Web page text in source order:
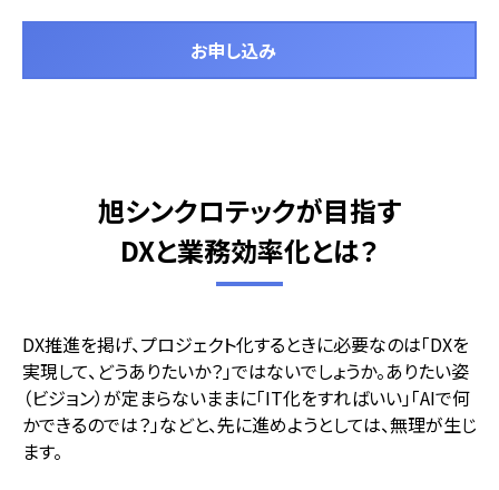
お申し込み
旭シンクロテックが目指す
DXと業務効率化とは？
DX推進を掲げ、プロジェクト化するときに必要なのは「DXを
実現して、どうありたいか？」ではないでしょうか。ありたい姿
（ビジョン）が定まらないままに「IT化をすればいい」「AIで何
かできるのでは？」などと、先に進めようとしては、無理が生じ
ます。